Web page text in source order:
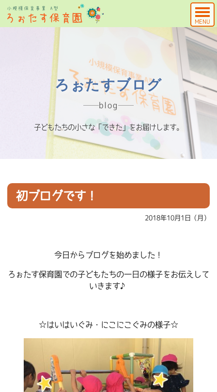
MENU
ろぉたすブログ
blog
子どもたちの小さな「できた」をお届けします。
初ブログです！
2018年10月1日（月）
今日からブログを始めました！
ろぉたす保育園での子どもたちの一日の様子をお伝えして
いきます♪
☆はいはいぐみ・にこにこぐみの様子☆